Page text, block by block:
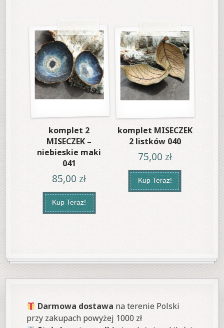
komplet 2
MISECZEK –
niebieskie maki
041
85,00 zł
Kup Teraz!
komplet MISECZEK
2 listków 040
75,00 zł
Kup Teraz!
Darmowa dostawa na terenie Polski
przy zakupach powyżej 1000 zł